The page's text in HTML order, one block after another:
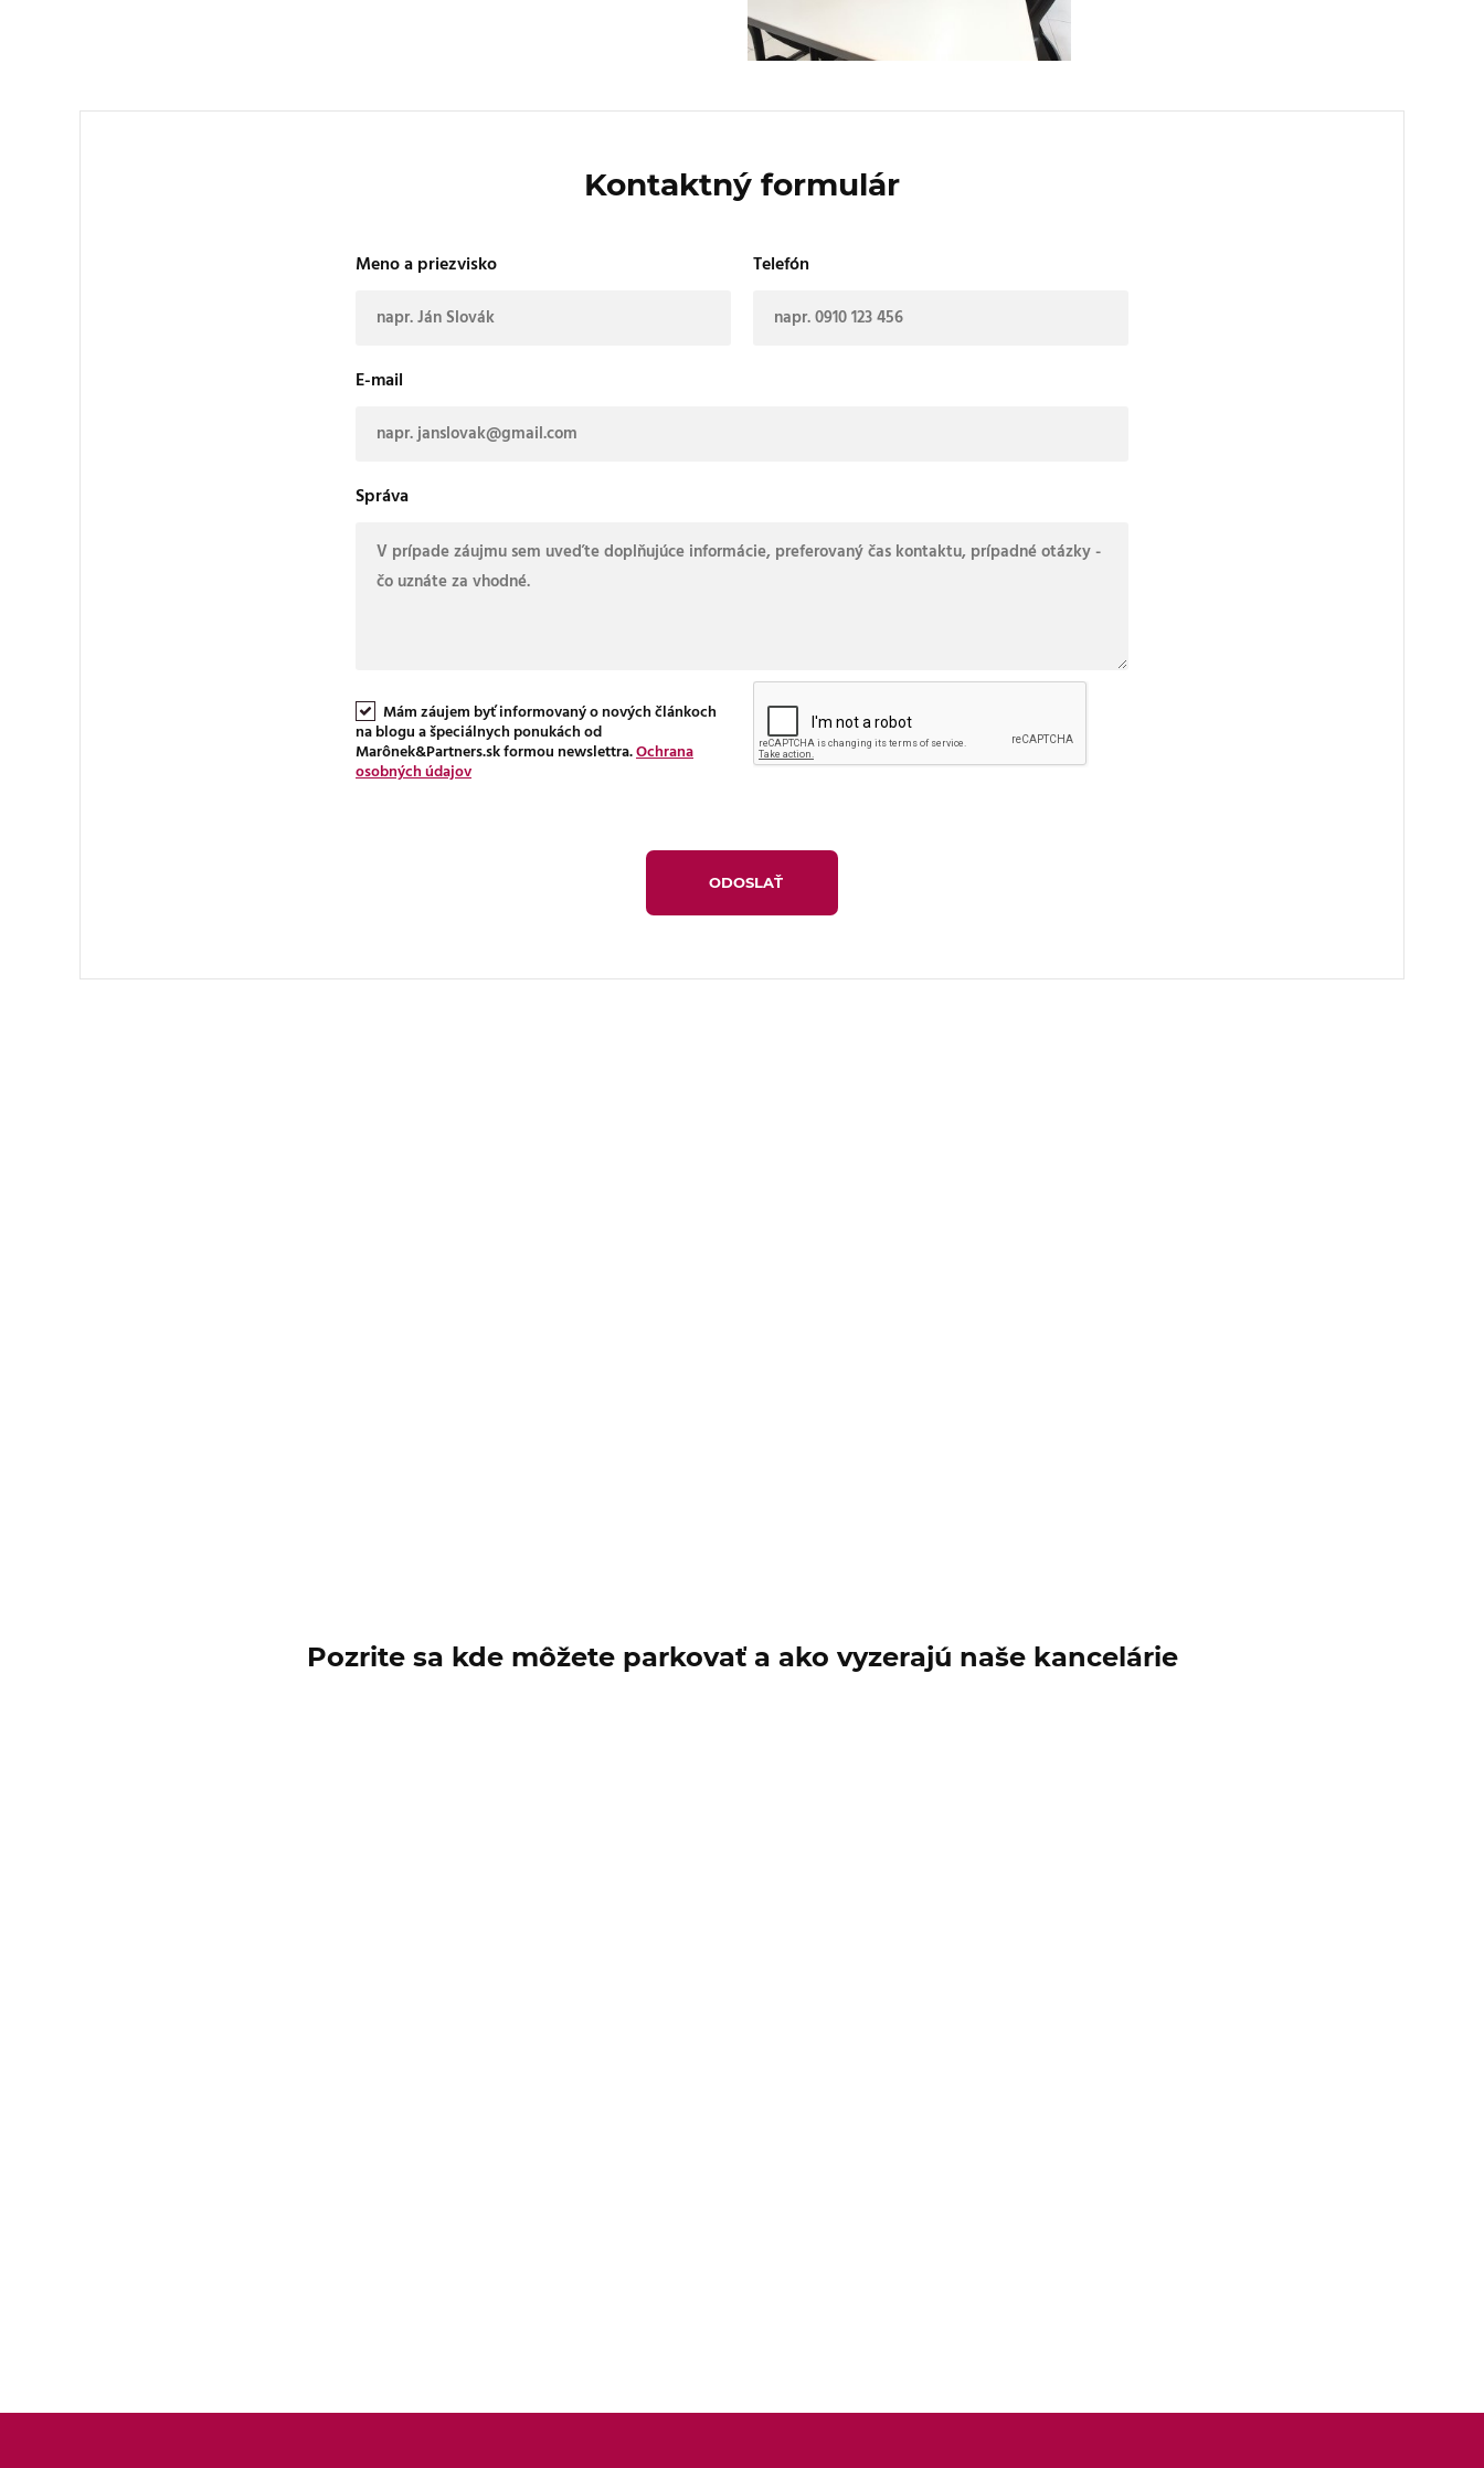
Kontaktný formulár
Meno a priezvisko Telefón
E-mail
Správa
Mám záujem byť informovaný o nových článkoch
na blogu a špeciálnych ponukách od
Marônek&Partners.sk formou newslettra. Ochrana
osobných údajov
Pozrite sa kde môžete parkovať a ako vyzerajú naše kancelárie